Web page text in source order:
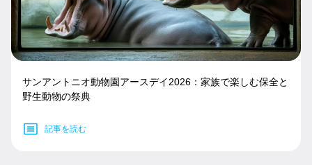
サンアントニオ動物園アースデイ2026：家族で楽しむ保全と
野生動物の祭典
記事を読む